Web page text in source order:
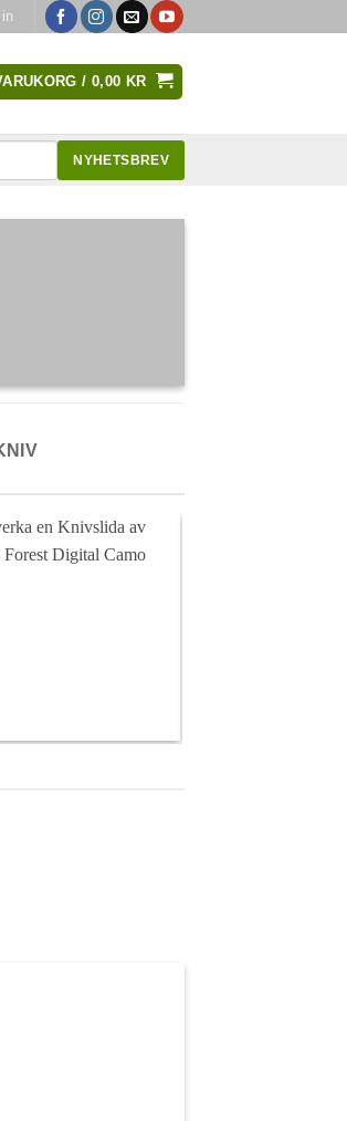
/ 0,00 KR
NYHETSBREV